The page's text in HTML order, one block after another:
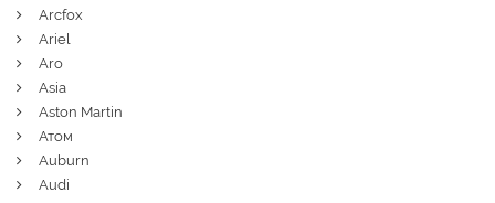
Arcfox
Ariel
Aro
Asia
Aston Martin
Атом
Auburn
Audi